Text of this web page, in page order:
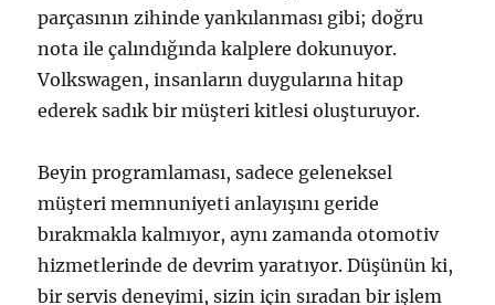
parçasının zihinde yankılanması gibi; doğru
nota ile çalındığında kalplere dokunuyor.
Volkswagen, insanların duygularına hitap
ederek sadık bir müşteri kitlesi oluşturuyor.
Beyin programlaması, sadece geleneksel
müşteri memnuniyeti anlayışını geride
bırakmakla kalmıyor, aynı zamanda otomotiv
hizmetlerinde de devrim yaratıyor. Düşünün ki,
bir servis deneyimi, sizin için sıradan bir işlem